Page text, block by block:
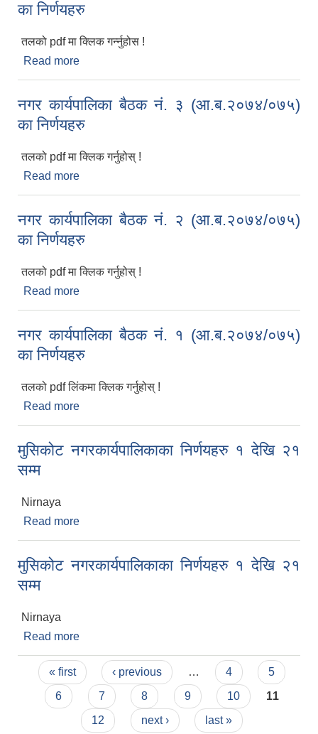
का निर्णयहरु
तलको pdf मा क्लिक गर्न्नुहोस !
Read more
नगर कार्यपालिका बैठक नं. ३ (आ.ब.२०७४/०७५)
का निर्णयहरु
तलको pdf मा क्लिक गर्नुहोस् !
Read more
नगर कार्यपालिका बैठक नं. २ (आ.ब.२०७४/०७५)
का निर्णयहरु
तलको pdf मा क्लिक गर्नुहोस् !
Read more
नगर कार्यपालिका बैठक नं. १ (आ.ब.२०७४/०७५)
का निर्णयहरु
तलको pdf लिंकमा क्लिक गर्नुहोस् !
Read more
मुसिकोट नगरकार्यपालिकाका निर्णयहरु १ देखि २१
सम्म
Nirnaya
Read more
मुसिकोट नगरकार्यपालिकाका निर्णयहरु १ देखि २१
सम्म
Nirnaya
Read more
Pages
« first ‹ previous … 4
5
6
7 8 9 10
11
12
next › last »